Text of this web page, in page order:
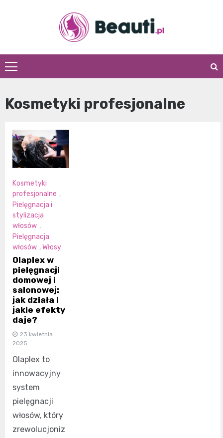
Beauti.pl
Kosmetyki profesjonalne
Kosmetyki
profesjonalne ,
Pielęgnacja i
stylizacja
włosów ,
Pielęgnacja
włosów ,Włosy
Olaplex w
pielęgnacji
domowej i
salonowej:
jak działa i
jakie efekty
daje?
23 kwietnia
2025
Olaplex to
innowacyjny
system
pielęgnacji
włosów, który
zrewolucjoniz